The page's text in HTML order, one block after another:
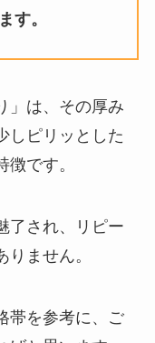
す。
」は、その厚み
しピリッとした
です。
了され、リピー
りません。
帯を参考に、ご